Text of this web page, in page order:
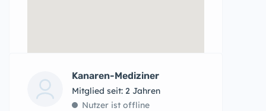
Kanaren-Mediziner
Mitglied seit: 2 Jahren
Nutzer ist offline